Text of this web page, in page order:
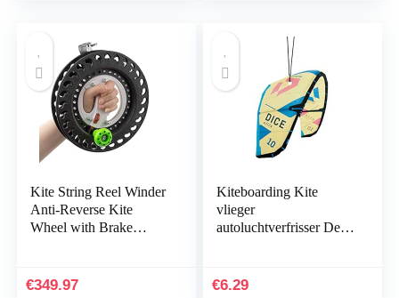
Kite String Reel Winder
Anti-Reverse Kite
Wheel with Brake
Flying for Men…
€349.97
Kiteboarding Kite
vlieger
autoluchtverfrisser De
autogeur
€6.29